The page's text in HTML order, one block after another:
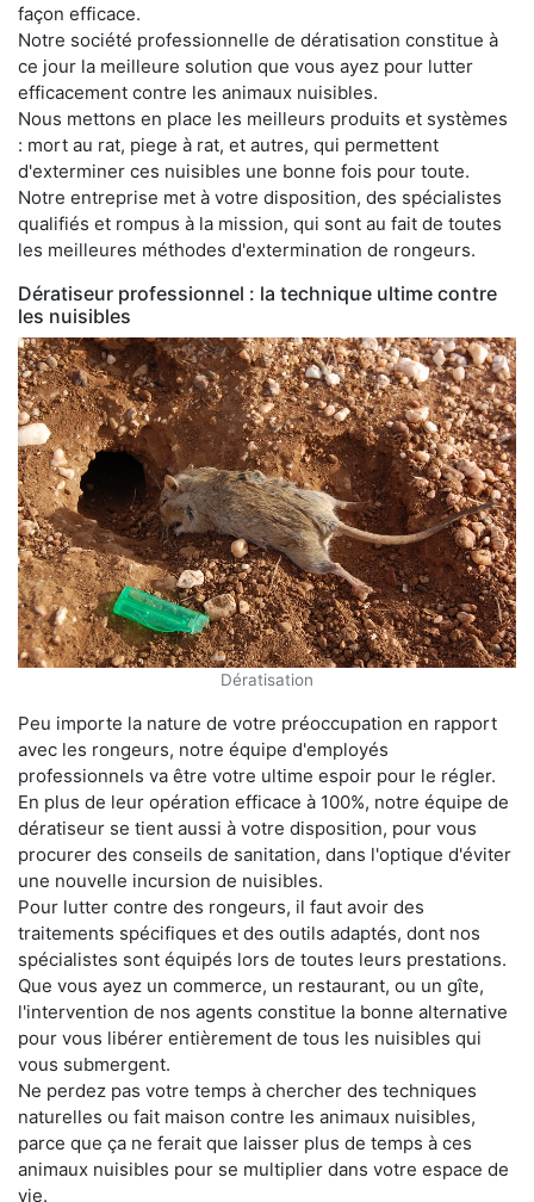
façon efficace.
Notre société professionnelle de dératisation constitue à
ce jour la meilleure solution que vous ayez pour lutter
efficacement contre les animaux nuisibles.
Nous mettons en place les meilleurs produits et systèmes
: mort au rat, piege à rat, et autres, qui permettent
d'exterminer ces nuisibles une bonne fois pour toute.
Notre entreprise met à votre disposition, des spécialistes
qualifiés et rompus à la mission, qui sont au fait de toutes
les meilleures méthodes d'extermination de rongeurs.
Dératiseur professionnel : la technique ultime contre
les nuisibles
Dératisation
Peu importe la nature de votre préoccupation en rapport
avec les rongeurs, notre équipe d'employés
professionnels va être votre ultime espoir pour le régler.
En plus de leur opération efficace à 100%, notre équipe de
dératiseur se tient aussi à votre disposition, pour vous
procurer des conseils de sanitation, dans l'optique d'éviter
une nouvelle incursion de nuisibles.
Pour lutter contre des rongeurs, il faut avoir des
traitements spécifiques et des outils adaptés, dont nos
spécialistes sont équipés lors de toutes leurs prestations.
Que vous ayez un commerce, un restaurant, ou un gîte,
l'intervention de nos agents constitue la bonne alternative
pour vous libérer entièrement de tous les nuisibles qui
vous submergent.
Ne perdez pas votre temps à chercher des techniques
naturelles ou fait maison contre les animaux nuisibles,
parce que ça ne ferait que laisser plus de temps à ces
animaux nuisibles pour se multiplier dans votre espace de
vie.